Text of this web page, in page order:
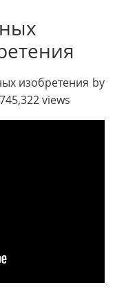
изобретения by
views